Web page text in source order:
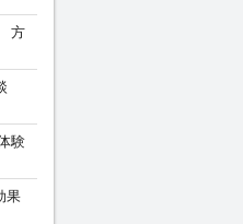
方
験
果